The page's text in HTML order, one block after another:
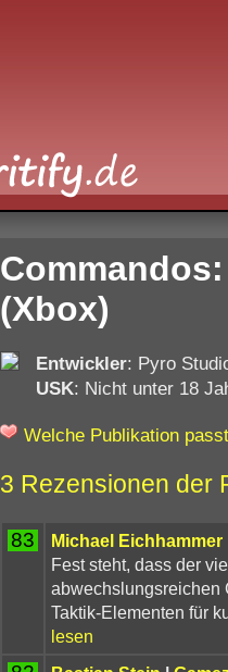
(Xbox)
Entwickler: Pyro
USK: Nicht unter 18
Welche Publikation
3 Rezensionen der
83 Michael Eichhammer
Fest steht, dass der
abwechslungsreichen
Taktik-Elementen für
lesen